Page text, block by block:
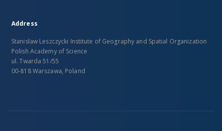
Address
Stanislaw Leszczycki Institute of Geography and Spatial Organization
Polish Academy of Science
ul. Twarda 51/55
00-818 Warszawa, Poland